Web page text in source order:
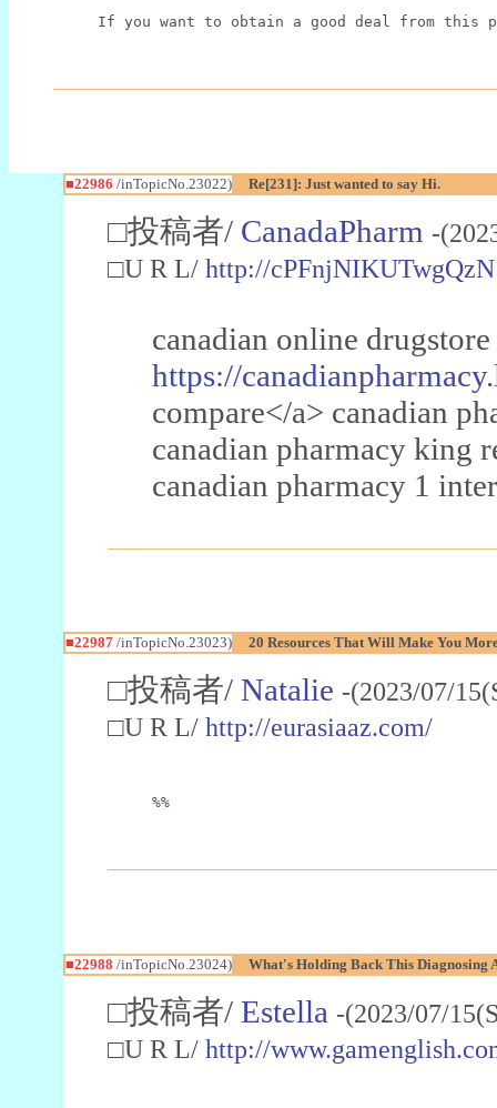
If you want to obtain a good deal from this
■22986 /inTopicNo.23022) Re[231]: Just wanted to say Hi.
□投稿者/ CanadaPharm -
□U R L/ http://cPFnjNIKUTwgQzN
canadian online
https://
compare</a> canadian
canadian pharmacy king
canadian pharmacy 1
■22987/inTopicNo.23023) 20 Resources That Will Make You
□投稿者/ Natalie -(2023/07/
□U R L/ http://eurasiaaz.com/
%%
■22988 /inTopicNo.23024) What's Holding Back This Diagnosing
□投稿者/ Estella -(2023/07/
□U R L/ http://